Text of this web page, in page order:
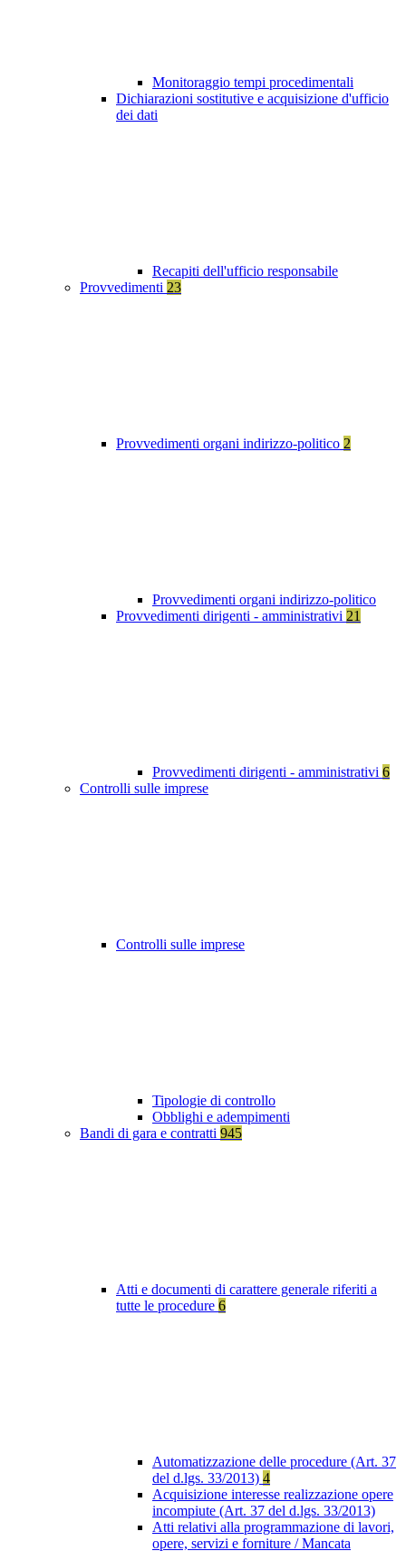
Monitoraggio tempi procedimentali
Dichiarazioni sostitutive e acquisizione d'ufficio
dei dati
Recapiti dell'ufficio responsabile
Provvedimenti 23
Provvedimenti organi indirizzo-politico 2
Provvedimenti organi indirizzo-politico
Provvedimenti dirigenti - amministrativi 21
Provvedimenti dirigenti - amministrativi 6
Controlli sulle imprese
Controlli sulle imprese
Tipologie di controllo
Obblighi e adempimenti
Bandi di gara e contratti 945
Atti e documenti di carattere generale riferiti a
tutte le procedure 6
Automatizzazione delle procedure (Art. 37
del d.lgs. 33/2013) 4
Acquisizione interesse realizzazione opere
incompiute (Art. 37 del d.lgs. 33/2013)
Atti relativi alla programmazione di lavori,
opere, servizi e forniture / Mancata